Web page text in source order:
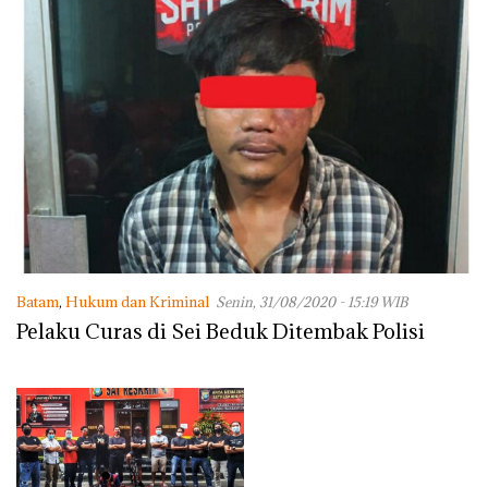
Batam, Hukum dan Kriminal Senin, 31/08/2020 - 15:19 WIB
Pelaku Curas di Sei Beduk Ditembak Polisi